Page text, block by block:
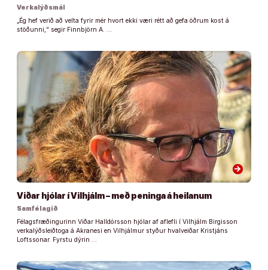
Verkalýðsmál
„Ég hef verið að velta fyrir mér hvort ekki væri rétt að gefa öðrum kost á
stöðunni,“ segir Finnbjörn A. …
arrow_forward
Viðar hjólar í Vilhjálm – með peninga á heilanum
Samfélagið
Félagsfræðingurinn Viðar Halldórsson hjólar af aflefli í Vilhjálm Birgisson
verkalýðsleiðtoga á Akranesi en Vilhjálmur styður hvalveiðar Kristjáns
Loftssonar. Fyrstu dýrin …